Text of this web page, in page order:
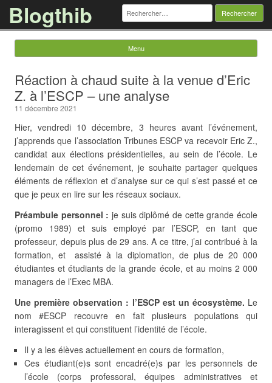
Blogthib Rechercher :
Menu
Réaction à chaud suite à la venue d’Eric
Z. à l’ESCP – une analyse
11 décembre 2021
Hier, vendredi 10 décembre, 3 heures avant l’événement,
j’apprends que l’association Tribunes ESCP va recevoir Eric Z.,
candidat aux élections présidentielles, au sein de l’école. Le
lendemain de cet événement, je souhaite partager quelques
éléments de réflexion et d’analyse sur ce qui s’est passé et ce
que je peux en lire sur les réseaux sociaux.
Préambule personnel : je suis diplômé de cette grande école
(promo 1989) et suis employé par l’ESCP, en tant que
professeur, depuis plus de 29 ans. A ce titre, j’ai contribué à la
formation, et assisté à la diplomation, de plus de 20 000
étudiantes et étudiants de la grande école, et au moins 2 000
managers de l’Exec MBA.
Une première observation : l’ESCP est un écosystème. Le
nom #ESCP recouvre en fait plusieurs populations qui
interagissent et qui constituent l’identité de l’école.
Il y a les élèves actuellement en cours de formation,
Ces étudiant(e)s sont encadré(e)s par les personnels de
l’école (corps professoral, équipes administratives et